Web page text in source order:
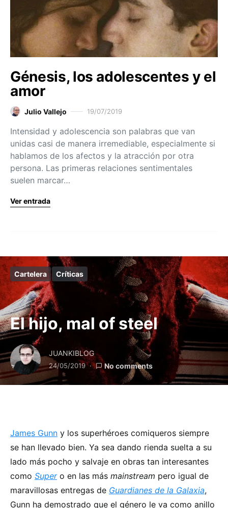
Génesis, los adolescentes y el
amor
Julio Vallejo 19/07/2019
Intensidad y adolescencia son palabras que van
unidas casi de manera irremediable, especialmente si
hablamos de los afectos y la atracción por otra
persona. Las primeras relaciones sentimentales
suelen marcar…
Ver entrada
Cartelera Críticas
El hijo, mal of steel
JUANKIBLOG
24/05/2019 No comments
James Gunn y los superhéroes comiqueros siempre
se han llevado bien. Ya sea dando rienda suelta a su
lado más pocho y salvaje en obras tan interesantes
como Supero en las más mainstream pero igual de
maravillosas entregas de Guardianes de la Galaxia,
Gunn ha demostrado que el género le va como anillo